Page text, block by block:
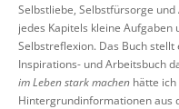
Selbstliebe, Selbstfürsorge
jedes Kapitels kleine
Selbstreflexion. Das Buch
Inspirations- und Arbeitsbuch
im Leben stark machen hätte
Hintergrundinformationen aus